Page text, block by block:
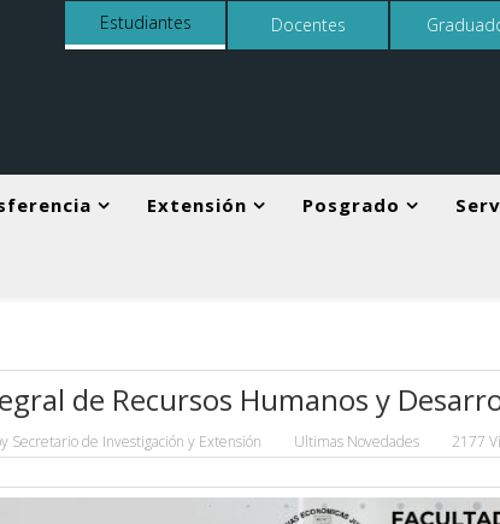
Estudiantes Docentes
Extensión Posgrado
de Recursos Humanos y
Secretario de Investigación y Extensión Ultimas Novedades 2177